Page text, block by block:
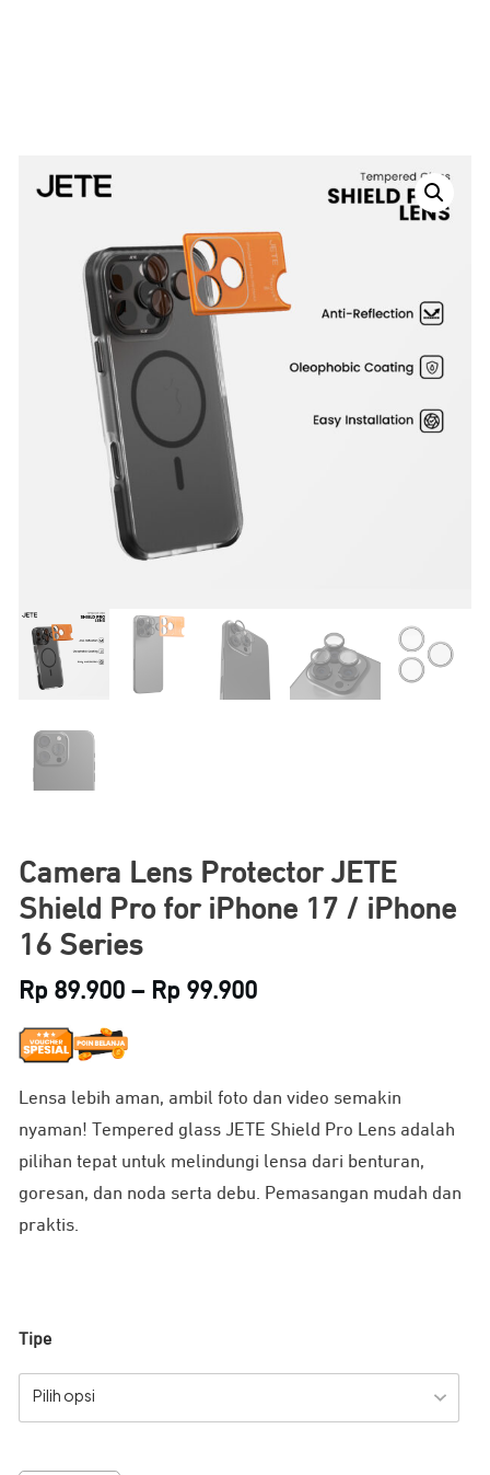
Camera Lens Protector JETE
Shield Pro for iPhone 17 / iPhone
16 Series
Rp 89.900 – Rp 99.900Price
through
Rp 99.900
Lensa lebih aman, ambil foto dan video semakin
nyaman! Tempered glass JETE Shield Pro Lens adalah
pilihan tepat untuk melindungi lensa dari benturan,
goresan, dan noda serta debu. Pemasangan mudah dan
praktis.
Tipe
Pilih opsi